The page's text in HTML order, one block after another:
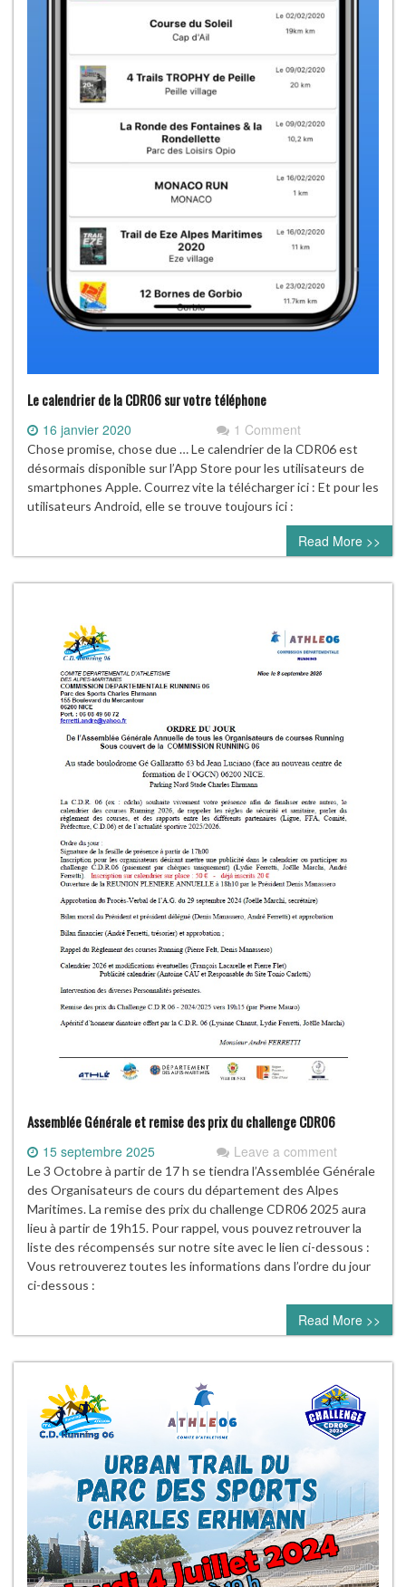
Le calendrier de la CDR06 sur votre téléphone
16 janvier 2020 1 Comment
Chose promise, chose due … Le calendrier de la CDR06 est
désormais disponible sur l’App Store pour les utilisateurs de
smartphones Apple. Courrez vite la télécharger ici : Et pour les
utilisateurs Android, elle se trouve toujours ici :
Read More >>
Assemblée Générale et remise des prix du challenge CDR06
15 septembre 2025 Leave a comment
Le 3 Octobre à partir de 17 h se tiendra l’Assemblée Générale
des Organisateurs de cours du département des Alpes
Maritimes. La remise des prix du challenge CDR06 2025 aura
lieu à partir de 19h15. Pour rappel, vous pouvez retrouver la
liste des récompensés sur notre site avec le lien ci-dessous :
Vous retrouverez toutes les informations dans l’ordre du jour
ci-dessous :
Read More >>